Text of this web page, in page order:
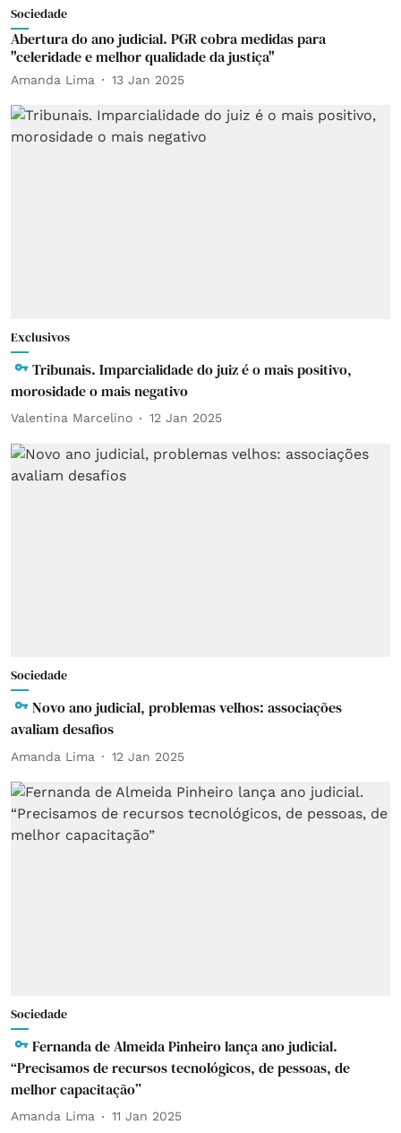
Sociedade
Abertura do ano judicial. PGR cobra medidas para
"celeridade e melhor qualidade da justiça"
Amanda Lima 13 Jan 2025
Exclusivos
Tribunais. Imparcialidade do juiz é o mais positivo,
morosidade o mais negativo
Valentina Marcelino 12 Jan 2025
Sociedade
Novo ano judicial, problemas velhos: associações
avaliam desafios
Amanda Lima 12 Jan 2025
Sociedade
Fernanda de Almeida Pinheiro lança ano judicial.
“Precisamos de recursos tecnológicos, de pessoas, de
melhor capacitação”
Amanda Lima 11 Jan 2025